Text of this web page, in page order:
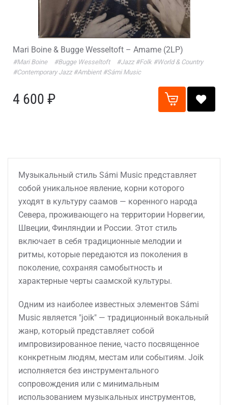
Mari Boine & Bugge Wesseltoft – Amame (2LP)
#Mari Boine #Bugge Wesseltoft #Jazz #Folk #World & Country
#Contemporary Jazz #Ambient #Sámi Music
4 600 ₽
Музыкальный стиль Sámi Music представляет
собой уникальное явление, корни которого
уходят в культуру саамов — коренного народа
Севера, проживающего на территории Норвегии,
Швеции, Финляндии и России. Этот стиль
включает в себя традиционные мелодии и
ритмы, которые передаются из поколения в
поколение, сохраняя самобытность и
характерные черты саамской культуры.
Одним из наиболее известных элементов Sámi
Music является "joik" — традиционный вокальный
жанр, который представляет собой
импровизированное пение, часто посвященное
конкретным людям, местам или событиям. Joik
исполняется без инструментального
сопровождения или с минимальным
использованием музыкальных инструментов,